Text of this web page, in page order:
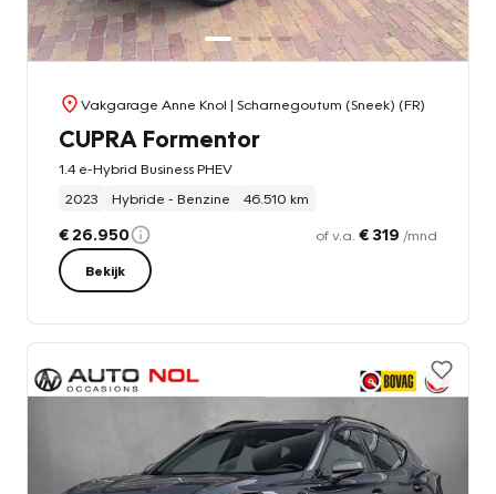
Vakgarage Anne Knol | Scharnegoutum (Sneek) (FR)
CUPRA Formentor
1.4 e-Hybrid Business PHEV
2023
Hybride - Benzine 46.510 km
€ 26.950 of v.a. € 319 /mnd
Bekijk